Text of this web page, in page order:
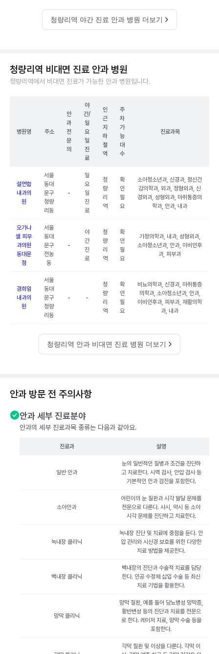
청량리역 야간 진료 안과 병원 더보기
청량리역 비대면 진료 안과 병원
청량리역에서 비대면 진료가 가능한 안과 병원입니다.
병원명 주소
안
과
전
문
의
야
간/
일
요
일
진
료
인
근
지
하
철
역
주
차
가
능
대
수
진료과목
설연합
내과의
원
서울
동대
문구
청량
리동
-
일
요
일
진
료
청
량
리
역
확
인
필
요
소아청소년과, 신경과, 정신건
강의학과, 외과, 정형외과, 신
경외과, 성형외과, 마취통증의
학과, 안과, 내과
오가나
셀 피부
과의원
동대문
점
서울
동대
문구
전농
동
-
야
간
진
료
청
량
리
역
확
인
필
요
가정의학과, 내과, 성형외과,
소아청소년과, 안과, 이비인후
과, 피부과
경희임
내과의
원
서울
동대
문구
청량
리동
- -
청
량
리
역
확
인
필
요
비뇨의학과, 신경과, 마취통증
의학과, 소아청소년과, 안과,
이비인후과, 피부과, 재활의학
과, 내과
청량리역 안과 비대면 진료 병원 더보기
안과 방문 전 주의사항
안과 세부 진료분야
안과의 세부 진료과목 종류는 다음과 같아요.
진료과 설명
일반 안과
눈의 일반적인 질병과 조건을 진단하
고 치료한다. 시력 검사, 안압 검사 등
기본적인 안과 검진을 포함한다.
소아안과
어린이의 눈 질환과 시각 발달 문제를
전문으로 다룬다. 사시, 약시 등 소아
시각 문제를 진단하고 치료한다.
녹내장 클리닉
녹내장 진단 및 치료에 중점을 둔다. 안
압 관리와 시신경 보호를 위한 다양한
치료 방법을 제공한다.
백내장 클리닉
백내장의 진단과 수술적 치료를 담당
한다. 인공 수정체 삽입 수술 등 최신
치료 기법을 활용한다.
망막 클리닉
망막 질환, 예를 들어 당뇨병성 망막증,
황반변성 등의 진단과 치료를 전문으
로 한다. 레이저 치료, 망막 수술 등을
포함한다.
각막 질환 및 이상을 다룬다. 각막 이